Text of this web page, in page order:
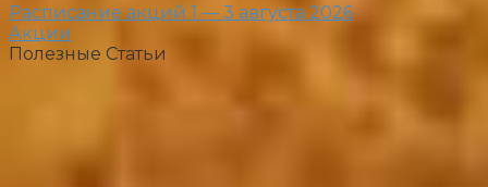
Расписание акций 1 — 3 августа 2026
Акции
Полезные Статьи